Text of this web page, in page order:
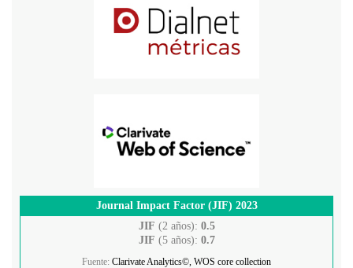
Journal Impact Factor (JIF) 2023
JIF (2 años): 0.5
JIF (5 años): 0.7
Fuente: Clarivate Analytics©, WOS core collection